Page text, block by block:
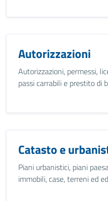
Autorizzazioni
Autorizzazioni, permessi,
passi carrabili e prestito di
Catasto e
Piani urbanistici, piani
immobili, case, terreni ed